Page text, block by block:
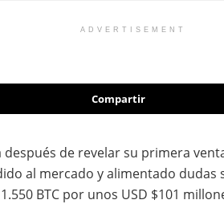
ADVERTISEMENT
Compartir
de revelar su primera
al mercado y alimentado dudas
BTC por unos USD $101